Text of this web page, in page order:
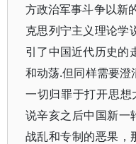
方政治军事斗争以新
克思列宁主义理论学
引了中国近代历史的
和动荡.但同样需要
一切归罪于打开思
说辛亥之后中国新一
战乱和专制的恶果，